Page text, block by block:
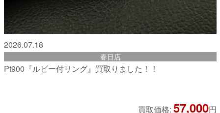
2026.07.18
春日店
Pt900『ルビー付リング』買取りました！！
買取価格: 57,000円